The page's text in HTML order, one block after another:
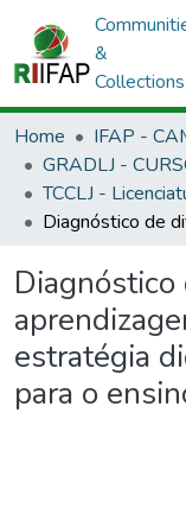
&
Collections
Home IFAP -
estratégia
para o